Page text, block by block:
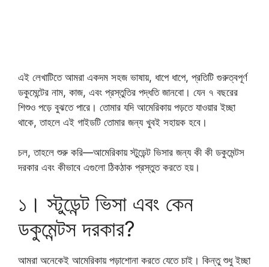
এই লেখাটিতে আমরা একদম সহজ ভাষায়, ধাপে ধাপে, প্রতিটি গুরুত্বপূর্ণ
ডকুমেন্টের নাম, কাজ, এবং প্রস্তুতির পদ্ধতি জানবো। যেন ৭ বছরের
শিশুও পড়ে বুঝতে পারে। তোমার যদি আমেরিকায় পড়তে যাওয়ার ইচ্ছা
থাকে, তাহলে এই গাইডটি তোমার জন্য খুবই সহায়ক হবে।
চল, তাহলে শুরু করি—আমেরিকায় স্টুডেন্ট ভিসার জন্য কী কী ডকুমেন্টস
দরকার এবং কীভাবে এগুলো ঠিকঠাক প্রস্তুত করতে হয়।
১। স্টুডেন্ট ভিসা এবং কেন
ডকুমেন্টস দরকার?
আমরা অনেকেই আমেরিকায় পড়াশোনা করতে যেতে চাই। কিন্তু শুধু ইচ্ছা